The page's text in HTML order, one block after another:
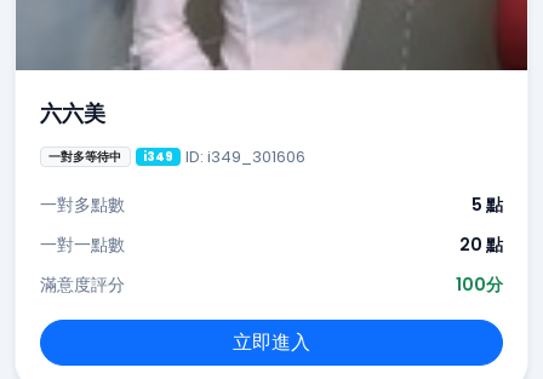
六六美
一對多等待中 i349 ID: i349_301606
一對多點數
5 點
一對一點數
20 點
滿意度評分
100分
立即進入